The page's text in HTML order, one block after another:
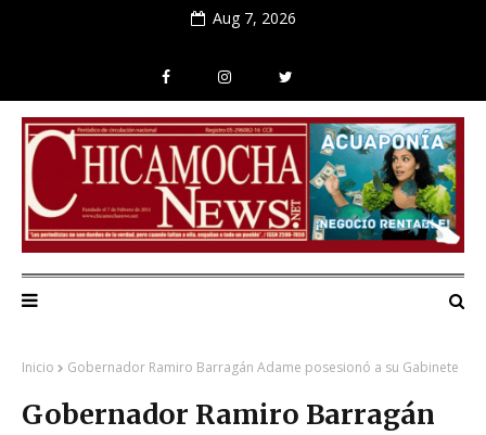
Aug 7, 2026
Inicio Gobernador Ramiro Barragán Adame posesionó a su Gabinete
Gobernador Ramiro Barragán